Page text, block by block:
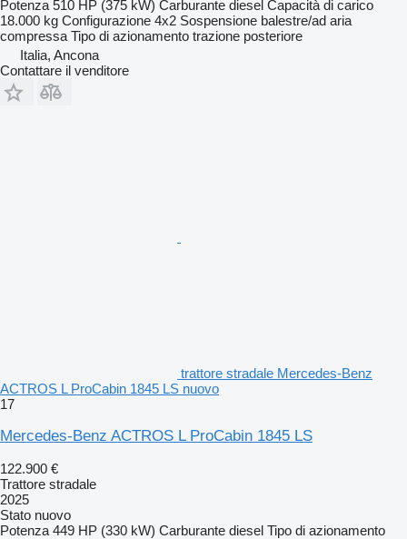
Potenza 510 HP (375 kW) Carburante diesel Capacità di carico
18.000 kg Configurazione 4x2 Sospensione balestre/ad aria
compressa Tipo di azionamento trazione posteriore
Italia, Ancona
Contattare il venditore
trattore stradale Mercedes-Benz
ACTROS L ProCabin 1845 LS nuovo
17
Mercedes-Benz ACTROS L ProCabin 1845 LS
122.900 €
Trattore stradale
2025
Stato nuovo
Potenza 449 HP (330 kW) Carburante diesel Tipo di azionamento